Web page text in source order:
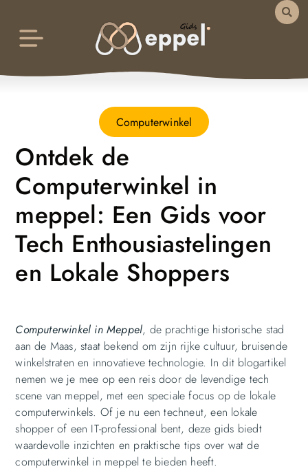
Computerwinkel
Ontdek de
Computerwinkel in
meppel: Een Gids voor
Tech Enthousiastelingen
en Lokale Shoppers
Computerwinkel in Meppel, de prachtige historische stad
aan de Maas, staat bekend om zijn rijke cultuur, bruisende
winkelstraten en innovatieve technologie. In dit blogartikel
nemen we je mee op een reis door de levendige tech
scene van meppel, met een speciale focus op de lokale
computerwinkels. Of je nu een techneut, een lokale
shopper of een IT-professional bent, deze gids biedt
waardevolle inzichten en praktische tips over wat de
computerwinkel in meppel te bieden heeft.